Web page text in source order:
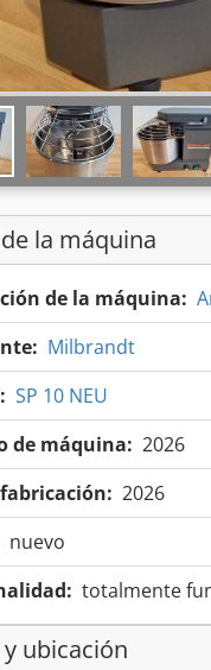
la máquina
de la máquina:
Milbrandt
SP 10 NEU
de máquina: 2026
2026
nuevo
totalmente
ubicación